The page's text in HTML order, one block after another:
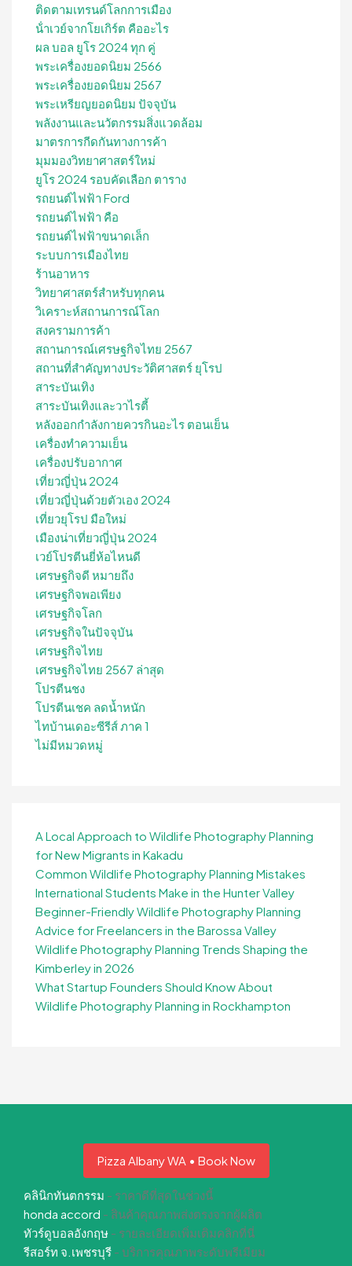
ติดตามเทรนด์โลกการเมือง
น้ําเวย์จากโยเกิร์ต คืออะไร
ผล บอล ยูโร 2024 ทุก คู่
พระเครื่องยอดนิยม 2566
พระเครื่องยอดนิยม 2567
พระเหรียญยอดนิยม ปัจจุบัน
พลังงานและนวัตกรรมสิ่งแวดล้อม
มาตรการกีดกันทางการค้า
มุมมองวิทยาศาสตร์ใหม่
ยูโร 2024 รอบคัดเลือก ตาราง
รถยนต์ไฟฟ้า Ford
รถยนต์ไฟฟ้า คือ
รถยนต์ไฟฟ้าขนาดเล็ก
ระบบการเมืองไทย
ร้านอาหาร
วิทยาศาสตร์สำหรับทุกคน
วิเคราะห์สถานการณ์โลก
สงครามการค้า
สถานการณ์เศรษฐกิจไทย 2567
สถานที่สําคัญทางประวัติศาสตร์ ยุโรป
สาระบันเทิง
สาระบันเทิงและวาไรตี้
หลังออกกําลังกายควรกินอะไร ตอนเย็น
เครื่องทำความเย็น
เครื่องปรับอากาศ
เที่ยวญี่ปุ่น 2024
เที่ยวญี่ปุ่นด้วยตัวเอง 2024
เที่ยวยุโรป มือใหม่
เมืองน่าเที่ยวญี่ปุ่น 2024
เวย์โปรตีนยี่ห้อไหนดี
เศรษฐกิจดี หมายถึง
เศรษฐกิจพอเพียง
เศรษฐกิจโลก
เศรษฐกิจในปัจจุบัน
เศรษฐกิจไทย
เศรษฐกิจไทย 2567 ล่าสุด
โปรตีนชง
โปรตีนเชค ลดน้ำหนัก
ไทบ้านเดอะซีรีส์ ภาค 1
ไม่มีหมวดหมู่
A Local Approach to Wildlife Photography Planning
for New Migrants in Kakadu
Common Wildlife Photography Planning Mistakes
International Students Make in the Hunter Valley
Beginner-Friendly Wildlife Photography Planning
Advice for Freelancers in the Barossa Valley
Wildlife Photography Planning Trends Shaping the
Kimberley in 2026
What Startup Founders Should Know About
Wildlife Photography Planning in Rockhampton
Pizza Albany WA • Book Now
คลินิกทันตกรรม - ราคาดีที่สุดในช่วงนี้
honda accord - สินค้าคุณภาพส่งตรงจากผู้ผลิต
ทัวร์ดูบอลอังกฤษ - รายละเอียดเพิ่มเติมคลิกที่นี่
รีสอร์ท จ.เพชรบุรี - บริการคุณภาพระดับพรีเมียม